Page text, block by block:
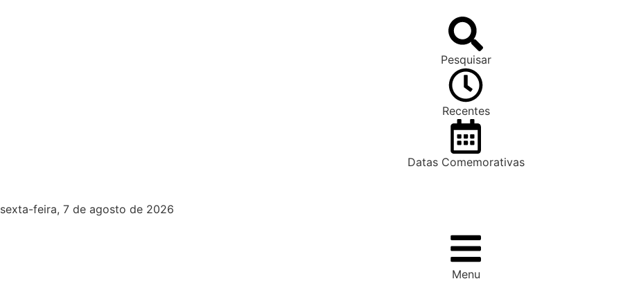
Pesquisar
Recentes
Datas Comemorativas
sexta-feira, 7 de agosto de 2026
Menu